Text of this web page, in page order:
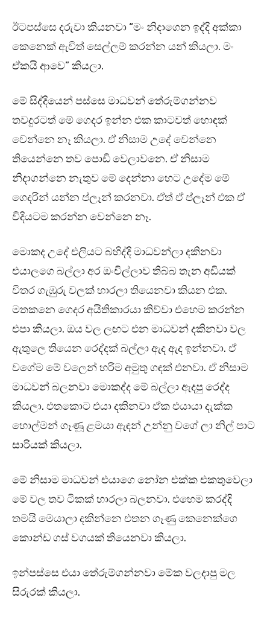
ඊටපස්සෙ දරුවා කියනවා “මං නිදාගෙන ඉද්දි අක්කා
කෙනෙක් ඇවිත් සෙල්ලම් කරන්න යන් කියලා. මං
ඒකයි ආවෙ” කියලා.
මේ සිද්දියෙන් පස්සෙ මාධවන් තේරුම්ගන්නව
තවදුරටත් මේ ගෙදර ඉන්න එක කාටවත් හොඳක්
වෙන්නෙ නෑ කියලා. ඒ නිසාම උදේ වෙන්නෙ
තියෙන්නෙ තව පොඩි වෙලාවනෙ. ඒ නිසාම
නිදාගන්නෙ නැතුව මේ දෙන්නා හෙට උදේම මේ
ගෙදරින් යන්න ප්ලෑන් කරනවා. ඒත් ඒ ප්ලෑන් එක ඒ
විදියටම කරන්න වෙන්නෙ නෑ.
මොකද උදේ එලියට බහිද්දි මාධවන්ලා දකිනවා
එයාලගෙ බල්ලා අර ඔංචිල්ලාව තිබ්බ තැන අඩියක්
විතර ගැඹුරු වලක් හාරලා තියෙනවා කියන එක.
මතකනෙ ගෙදර අයිතිකාරයා කිව්වා එහෙම කරන්න
එපා කියලා. ඔය වල ලඟට එන මාධවන් දකිනවා වල
ඇතුලෙ තියෙන රෙද්දක් බල්ලා ඇද ඇද ඉන්නවා. ඒ
වගේම මේ වලෙන් හරිම අමුතු ගඳක් එනවා. ඒ නිසාම
මාධවන් බලනවා මොකද්ද මේ බල්ලා ඇදපු රෙද්ද
කියලා. එතකොට එයා දකිනවා ඒක එයායා දැක්ක
හොල්මන් ගෑණූ ළමයා ඇඳන් උන්නු වගේ ලා නිල් පාට
සාරියක් කියලා.
මේ නිසාම මාධවන් එයාගෙ නෝන එක්ක එකතුවෙලා
මේ වල තව ටිකක් හාරලා බලනවා. එහෙම කරද්දි
තමයි මෙයාලා දකින්නෙ එතන ගෑණු කෙනෙක්ගෙ
කොන්ඩ ගස් වගයක් තියෙනවා කියලා.
ඉන්පස්සෙ එයා තේරුම්ගන්නවා මේක වලදාපු මල
සිරුරක් කියලා.